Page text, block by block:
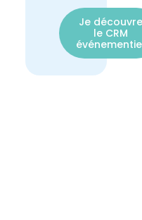
Je découvre
le CRM